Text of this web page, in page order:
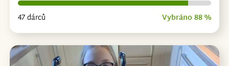
47 dárců Vybráno 88 %